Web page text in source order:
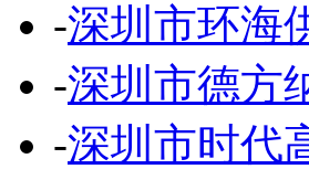
-深圳市环海
-深圳市德方
-深圳市时代